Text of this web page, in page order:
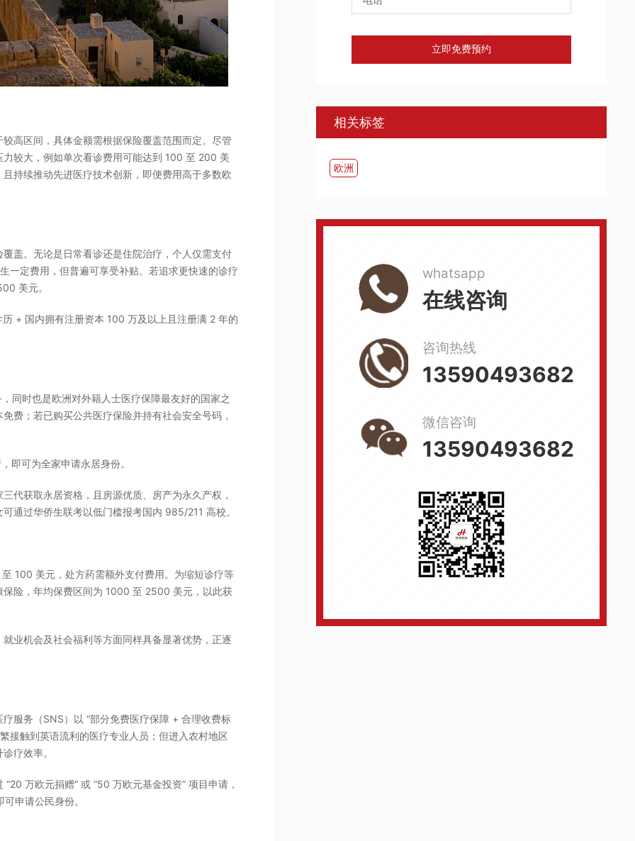
高区间，具体金额需根据保险覆盖范围而定。尽管
较大，例如单次看诊费用可能达到 100 至 200 美
持续推动先进医疗技术创新，即便费用高于多数欧
盖。无论是日常看诊还是住院治疗，个人仅需支付
一定费用，但普遍可享受补贴。若追求更快速的诊疗
美元。
+ 国内拥有注册资本 100 万及以上且注册满 2 年的
同时也是欧洲对外籍人士医疗保障最友好的国家之
费；若已购买公共医疗保险并持有社会安全号码，
即可为全家申请永居身份。
代获取永居资格，且房源优质、房产为永久产权，
通过华侨生联考以低门槛报考国内 985/211 高校。
100 美元，处方药需额外支付费用。为缩短诊疗等
险，年均保费区间为 1000 至 2500 美元，以此获
业机会及社会福利等方面同样具备显著优势，正逐
服务（SNS）以 “部分免费医疗保障 + 合理收费标
接触到英语流利的医疗专业人员；但进入农村地区
疗效率。
万欧元捐赠” 或 “50 万欧元基金投资” 项目申请，
申请公民身份。
立即免费预约
相关标签
欧洲
whatsapp
在线咨询
咨询热线
13590493682
微信咨询
13590493682